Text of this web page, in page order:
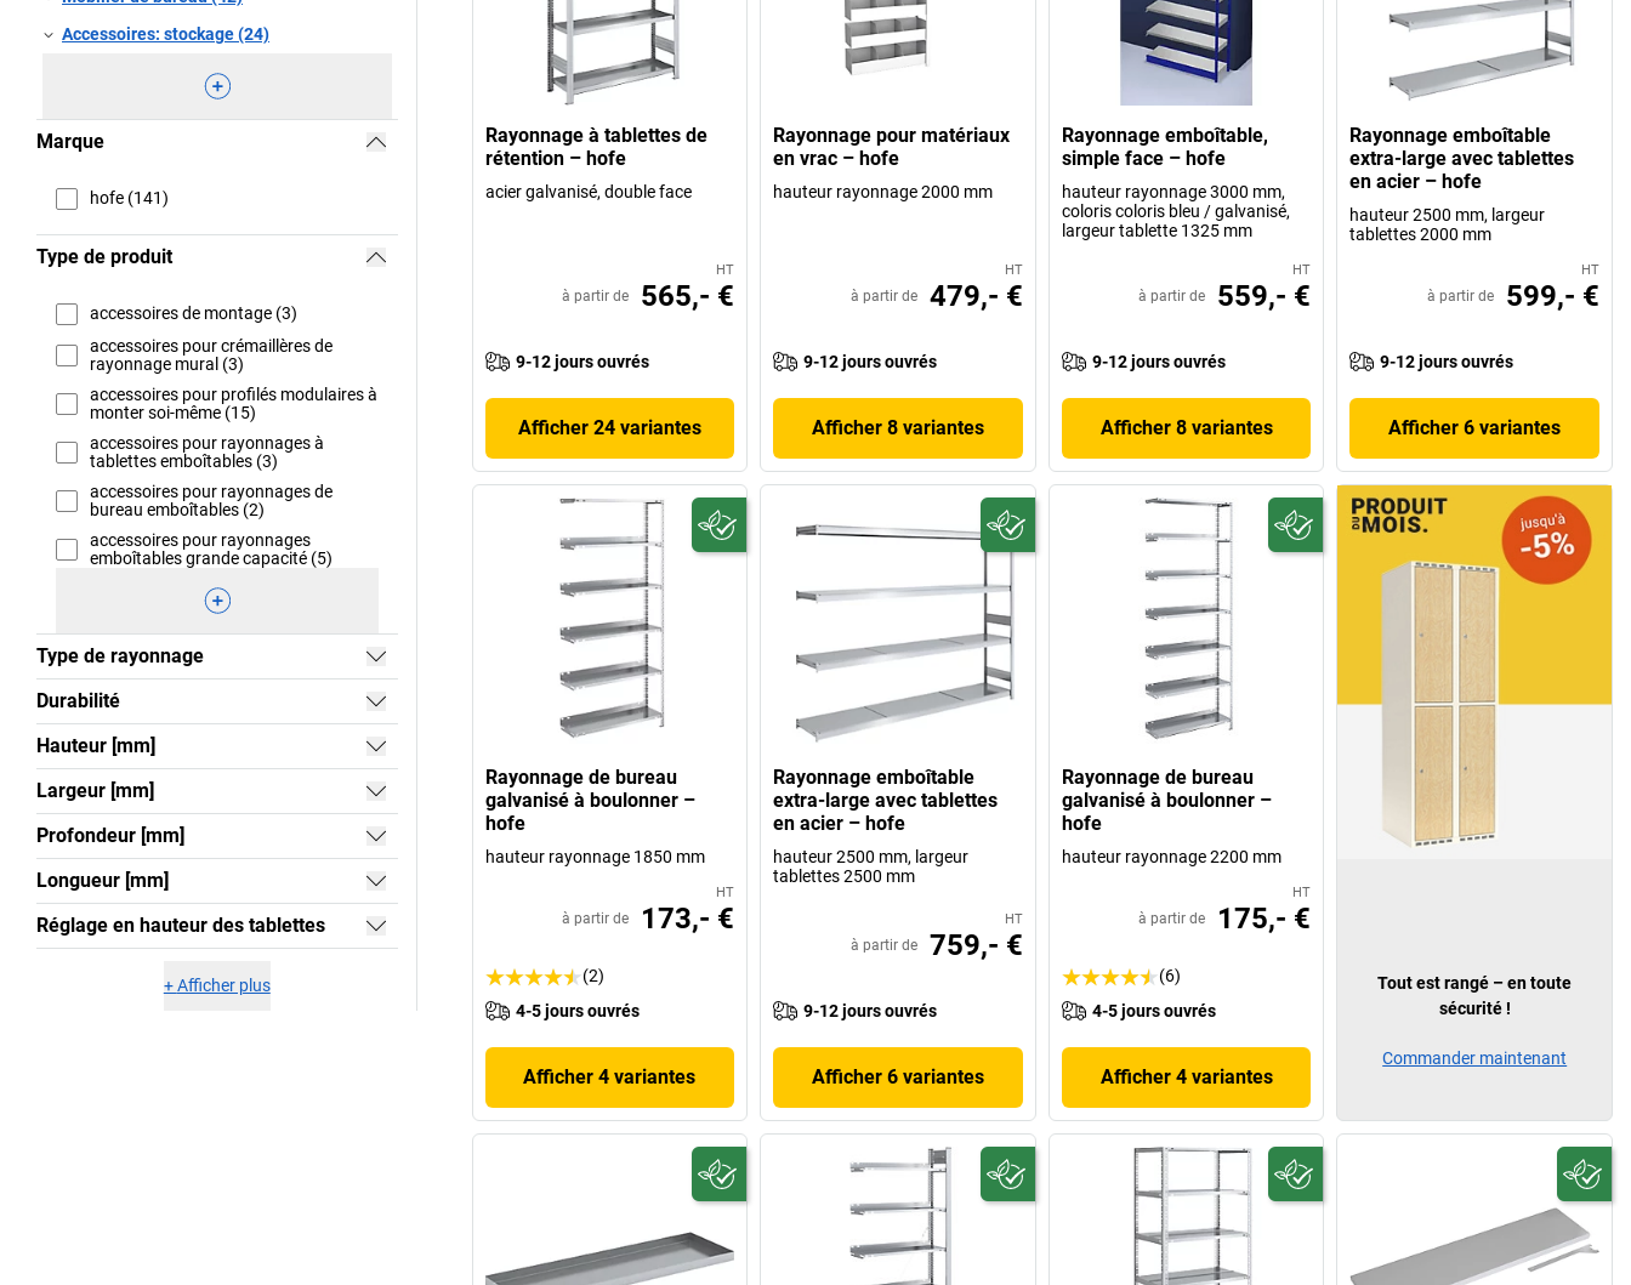
Accessoires: stockage (24)
Marque
hofe (141)
Type de produit
accessoires de montage (3)
accessoires pour crémaillères de
rayonnage mural (3)
accessoires pour profilés modulaires à
monter soi-même (15)
accessoires pour rayonnages à
tablettes emboîtables (3)
accessoires pour rayonnages de
bureau emboîtables (2)
accessoires pour rayonnages
emboîtables grande capacité (5)
Type de rayonnage
Durabilité
Hauteur [mm]
Largeur [mm]
Profondeur [mm]
Longueur [mm]
Réglage en hauteur des tablettes
+Afficher plus
Rayonnage à tablettes de
rétention – hofe
acier galvanisé, double face
HT
à partir de 565,- €
9-12 jours ouvrés
Afficher 24 variantes
Rayonnage pour matériaux
en vrac – hofe
hauteur rayonnage 2000 mm
HT
à partir de 479,- €
9-12 jours ouvrés
Afficher 8 variantes
Rayonnage emboîtable,
simple face – hofe
hauteur rayonnage 3000 mm,
coloris coloris bleu / galvanisé,
largeur tablette 1325 mm
HT
à partir de 559,- €
9-12 jours ouvrés
Afficher 8 variantes
Rayonnage emboîtable
extra-large avec tablettes
en acier – hofe
hauteur 2500 mm, largeur
tablettes 2000 mm
HT
à partir de 599,- €
9-12 jours ouvrés
Afficher 6 variantes
Rayonnage de bureau
galvanisé à boulonner –
hofe
hauteur rayonnage 1850 mm
HT
à partir de 173,- €
(2)
4-5 jours ouvrés
Afficher 4 variantes
Rayonnage emboîtable
extra-large avec tablettes
en acier – hofe
hauteur 2500 mm, largeur
tablettes 2500 mm
HT
à partir de 759,- €
9-12 jours ouvrés
Afficher 6 variantes
Rayonnage de bureau
galvanisé à boulonner –
hofe
hauteur rayonnage 2200 mm
HT
à partir de 175,- €
(6)
4-5 jours ouvrés
Afficher 4 variantes
Tout est rangé – en toute
sécurité !
Commander maintenant